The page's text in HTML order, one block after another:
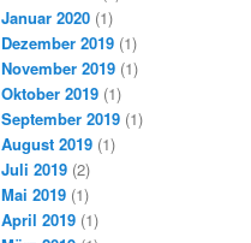
Januar 2020 (1)
Dezember 2019 (1)
November 2019 (1)
Oktober 2019 (1)
September 2019 (1)
August 2019 (1)
Juli 2019 (2)
Mai 2019 (1)
April 2019 (1)